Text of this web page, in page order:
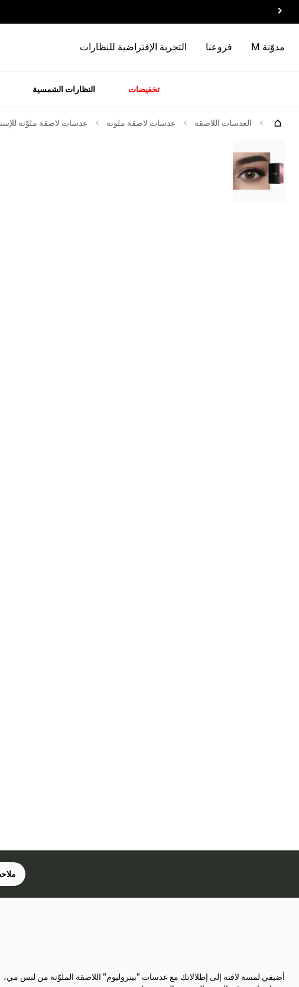
مدوّنة M فروعنا التجربة الإفتراضية للنظارات
تخفيضات النظارات الشمسية
العدسات اللاصقة عدسات لاصقة ملونة عدسات لاصقة ملوّنة
أضيفي لمسة لافتة إلى إطلالاتك مع عدسات "بيتروليوم" اللاصقة الملوّنة من لنس مي،